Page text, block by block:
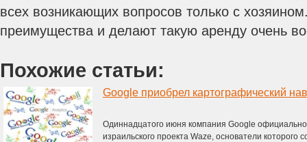
всех возникающих вопросов только с
преимущества и делают такую аренду очень
Похожие статьи:
Google приобрел картографический
Одиннадцатого июня компания Google
израильского проекта Waze, основатели которого